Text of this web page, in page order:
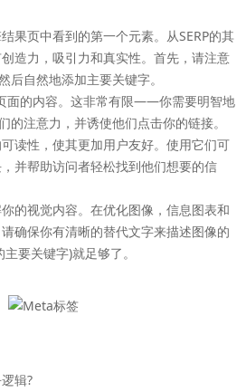
页中看到的第一个元素。从SERP的其
造力，吸引力和真实性。首先，请注意
后自然地添加主要关键字。
的内容。这非常有限——你需要明智地
的注意力，并诱使他们点击你的链接。
性，使其更加用户友好。使用它们可
并帮助访问者轻松找到他们想要的信
视觉内容。在优化图像，信息图表和
确保你有清晰的替代文字来描述图像的
要关键字)就足够了。
辑?